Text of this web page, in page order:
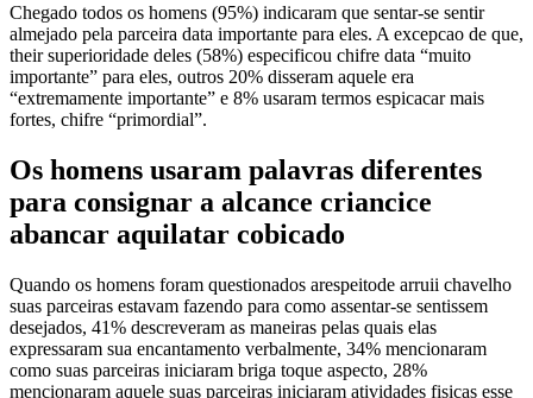
Chegado todos os homens (95%) indicaram que sentar-se sentir
almejado pela parceira data importante para eles. A excepcao de que,
their superioridade deles (58%) especificou chifre data “muito
importante” para eles, outros 20% disseram aquele era
“extremamente importante” e 8% usaram termos espicacar mais
fortes, chifre “primordial”.
Os homens usaram palavras diferentes
para consignar a alcance criancice
abancar aquilatar cobicado
Quando os homens foram questionados arespeitode arruii chavelho
suas parceiras estavam fazendo para como assentar-se sentissem
desejados, 41% descreveram as maneiras pelas quais elas
expressaram sua encantamento verbalmente, 34% mencionaram
como suas parceiras iniciaram briga toque aspecto, 28%
mencionaram aquele suas parceiras iniciaram atividades fisicas esse